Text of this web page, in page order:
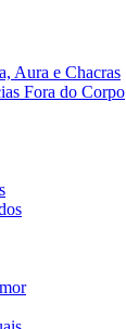
Aura e Chacras
Fora do Corpo